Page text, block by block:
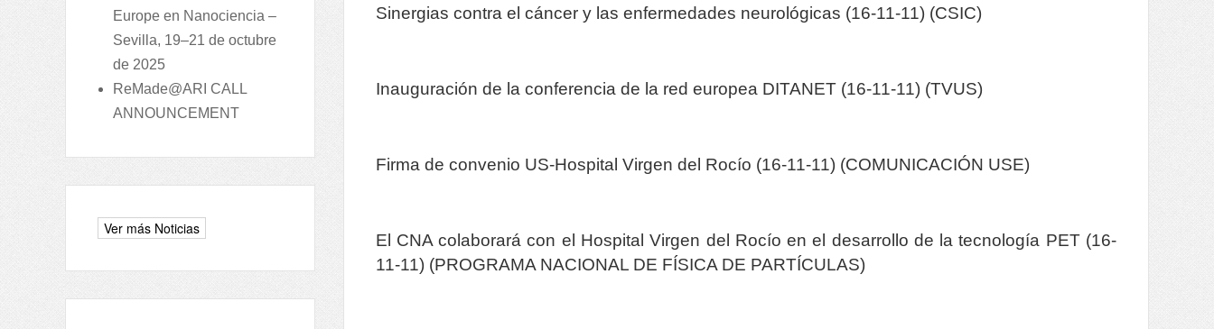
Europe en Nanociencia –
Sevilla, 19–21 de octubre
de 2025
ReMade@ARI CALL
ANNOUNCEMENT
Sinergias contra el cáncer y las enfermedades neurológicas (16-11-11) (CSIC)
Inauguración de la conferencia de la red europea DITANET (16-11-11) (TVUS)
Firma de convenio US-Hospital Virgen del Rocío (16-11-11) (COMUNICACIÓN USE)
El CNA colaborará con el Hospital Virgen del Rocío en el desarrollo de la tecnología PET (16-
11-11) (PROGRAMA NACIONAL DE FÍSICA DE PARTÍCULAS)